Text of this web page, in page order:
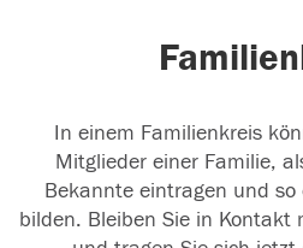
In einem Familienkreis
Mitglieder einer Familie,
Bekannte eintragen und so
bilden. Bleiben Sie in Kontakt